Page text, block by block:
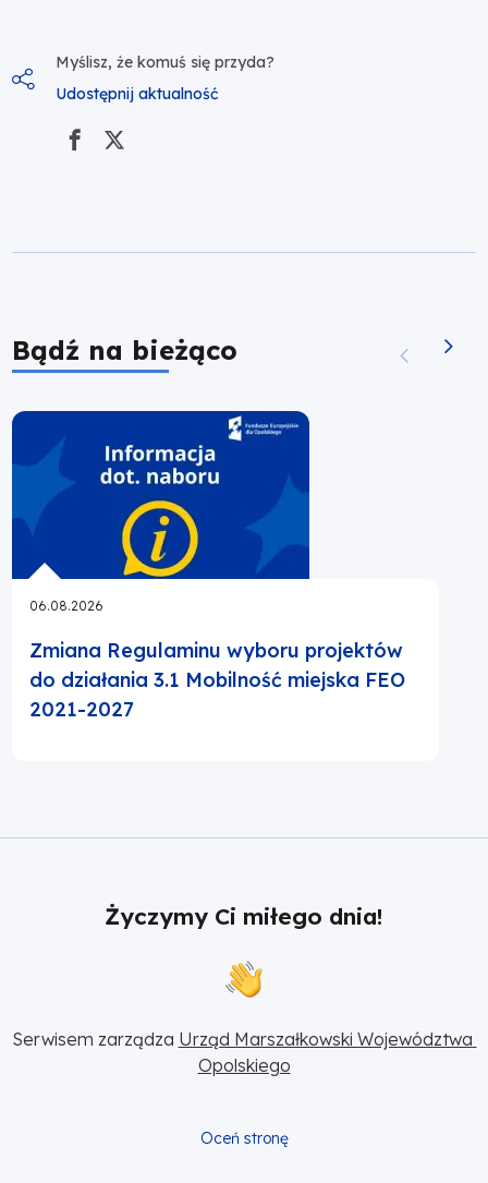
ubóstwem
Fundusze
dla
Opolskiego
Myślisz, że komuś się przyda?
Udostępnij aktualność
Bądź na bieżąco
06.08.2026
Zmiana Regulaminu wyboru projektów
do działania 3.1 Mobilność miejska FEO
2021-2027
Życzymy Ci miłego dnia!
Serwisem zarządza Urząd Marszałkowski Województwa
Opolskiego
Oceń stronę